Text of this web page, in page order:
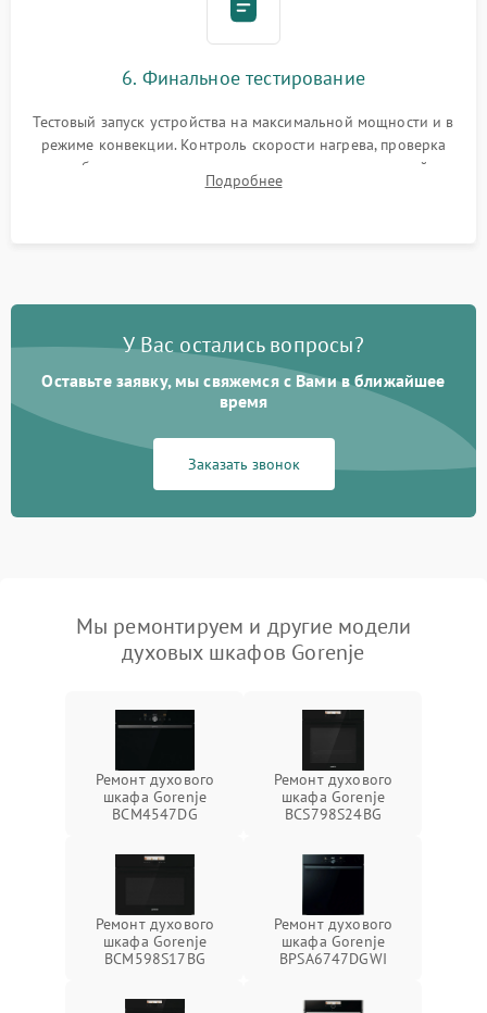
6. Финальное тестирование
Тестовый запуск устройства на максимальной мощности и в
режиме конвекции. Контроль скорости нагрева, проверка
срабатывания термостата при достижении заданной
температуры и тест на отсутствие утечек тока.
Подробнее
У Вас остались вопросы?
Оставьте заявку, мы свяжемся с Вами в ближайшее
время
Заказать звонок
Мы ремонтируем и другие модели
духовых шкафов Gorenje
Ремонт духового
шкафа Gorenje
BCM4547DG
Ремонт духового
шкафа Gorenje
BCS798S24BG
Ремонт духового
шкафа Gorenje
BCM598S17BG
Ремонт духового
шкафа Gorenje
BPSA6747DGWI